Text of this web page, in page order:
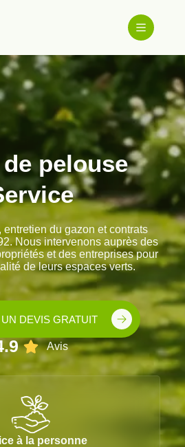
pelouse
entretien du gazon et contrats
Nous intervenons auprès des
et des entreprises pour
de leurs espaces verts.
DEVIS GRATUIT
Avis
à la personne